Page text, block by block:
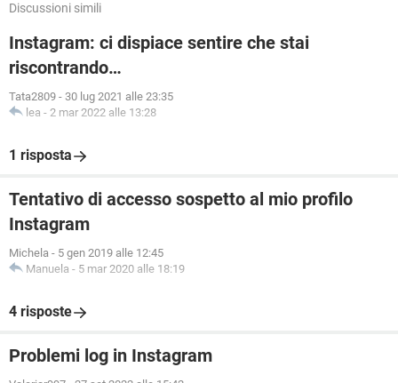
Discussioni simili
Instagram: ci dispiace sentire che stai
riscontrando…
Tata2809 - 30 lug 2021 alle 23:35
lea - 2 mar 2022 alle 13:28
1 risposta
Tentativo di accesso sospetto al mio profilo
Instagram
Michela - 5 gen 2019 alle 12:45
Manuela - 5 mar 2020 alle 18:19
4 risposte
Problemi log in Instagram